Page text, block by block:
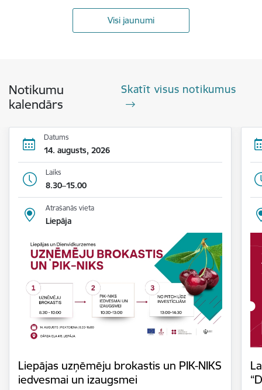
Visi jaunumi
Notikumu
kalendārs
Skatīt visus notikumus
Datums
14. augusts, 2026
Laiks
8.30–15.00
Atrašanās vieta
Liepāja
Liepājas uzņēmēju brokastis un PIK-NIKS
iedvesmai un izaugsmei